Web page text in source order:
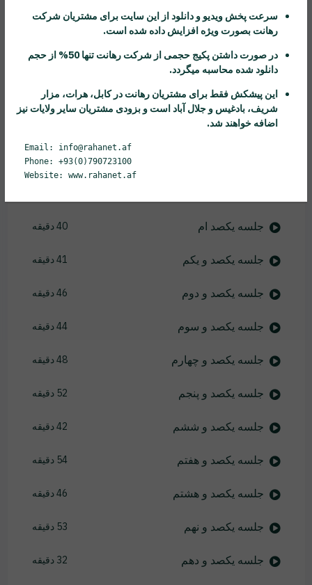
جلسه نود و چهارم 42 دقیقه
جلسه نود و پنجم 45 دقیقه
جلسه نود و ششم 37 دقیقه
جلسه نود و هفتم
28 دقیقه
جلسه یکصد ام 40 دقیقه
جلسه یکصد و یکم 41 دقیقه
جلسه یکصد و دوم 46 دقیقه
جلسه یکصد و سوم 44 دقیقه
جلسه یکصد و چهارم 48 دقیقه
جلسه یکصد و پنجم 52 دقیقه
جلسه یکصد و ششم 42 دقیقه
جلسه یکصد و هفتم 54 دقیقه
جلسه یکصد و هشتم 46 دقیقه
جلسه یکصد و نهم 53 دقیقه
جلسه یکصد و دهم 32 دقیقه
سرعت پخش ویدیو و دانلود از این سایت برای مشتریان شرکت
رهانت بصورت ویژه افزایش داده شده است.
در صورت داشتن پکیج حجمی از شرکت رهانت
تنها 50% از حجم
دانلود شده محاسبه میگردد.
این پیشکش فقط برای مشتریان رهانت در کابل، هرات، مزار
شریف، بادغیس و جلال آباد است و بزودی مشتریان سایر ولایات نیز
اضافه خواهند شد.
Email: info@rahanet.af
Phone: +93(0)790723100
Website: www.rahanet.af